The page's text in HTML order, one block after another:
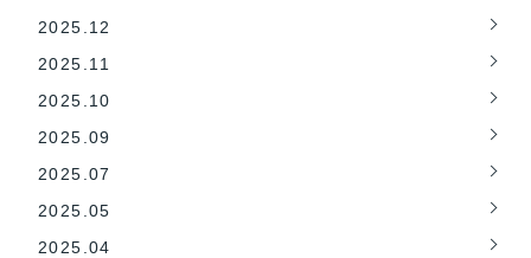
2025.12
2025.11
2025.10
2025.09
2025.07
2025.05
2025.04